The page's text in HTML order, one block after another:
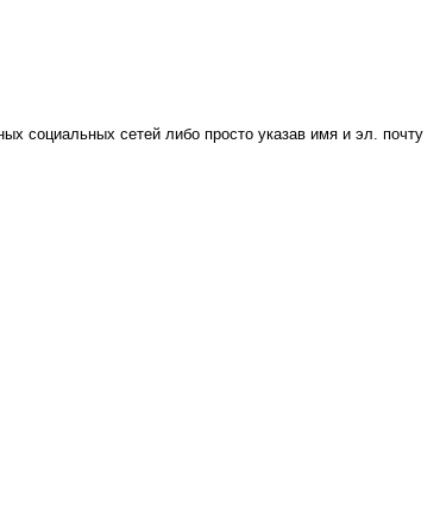
социальных сетей либо просто указав имя и эл. почту